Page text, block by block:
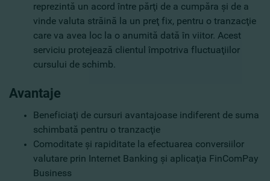
reprezintă un acord între părţi de a cumpăra şi de a
vinde valuta străină la un preţ fix, pentru o tranzacţie
care va avea loc la o anumită dată în viitor. Acest
serviciu protejează clientul împotriva fluctuaţiilor
cursului de schimb.
Avantaje
Beneficiaţi de cursuri avantajoase indiferent de suma
schimbată pentru o tranzacţie
Comoditate şi rapiditate la efectuarea conversiilor
valutare prin Internet Banking şi aplicaţia FinComPay
Business